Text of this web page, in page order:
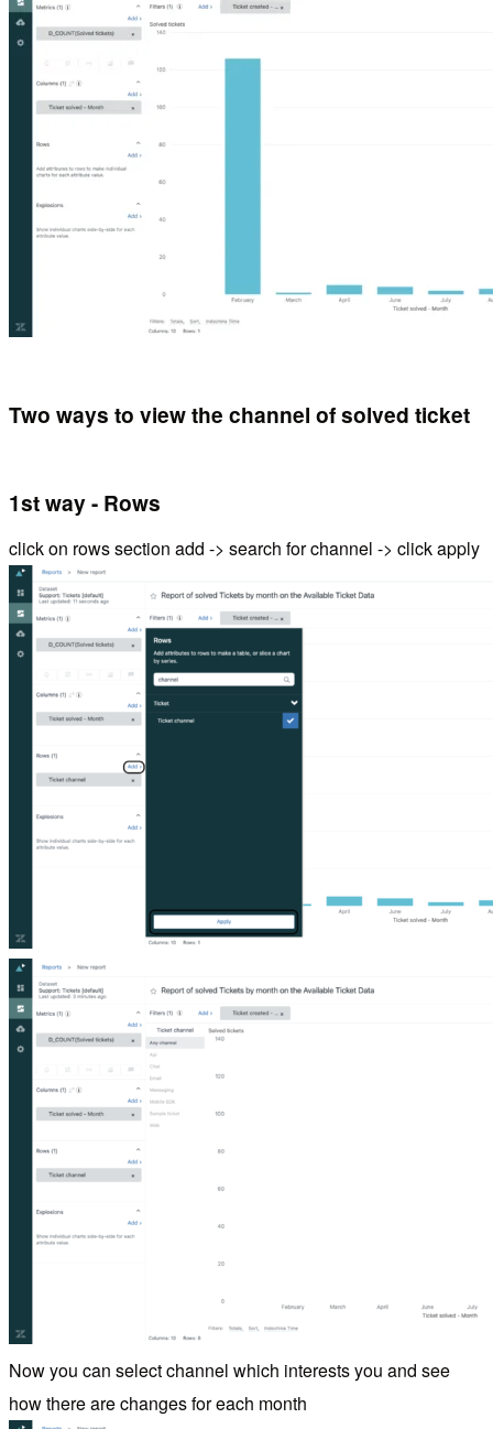
Two ways to view the channel of solved ticket
1st way - Rows
click on rows section add -> search for channel -> click apply
Now you can select channel which interests you and see
how there are changes for each month